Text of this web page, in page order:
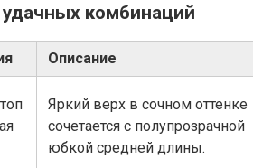
комбинаций
Описание
Яркий верх в сочном оттенке
сочетается с полупрозрачной
юбкой средней длины.